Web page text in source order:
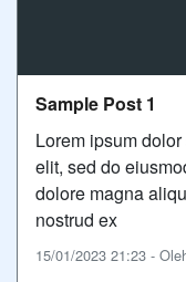
Sample Post 1
Lorem ipsum
elit, sed do
dolore magna
nostrud ex
15/01/2023 21:23 -